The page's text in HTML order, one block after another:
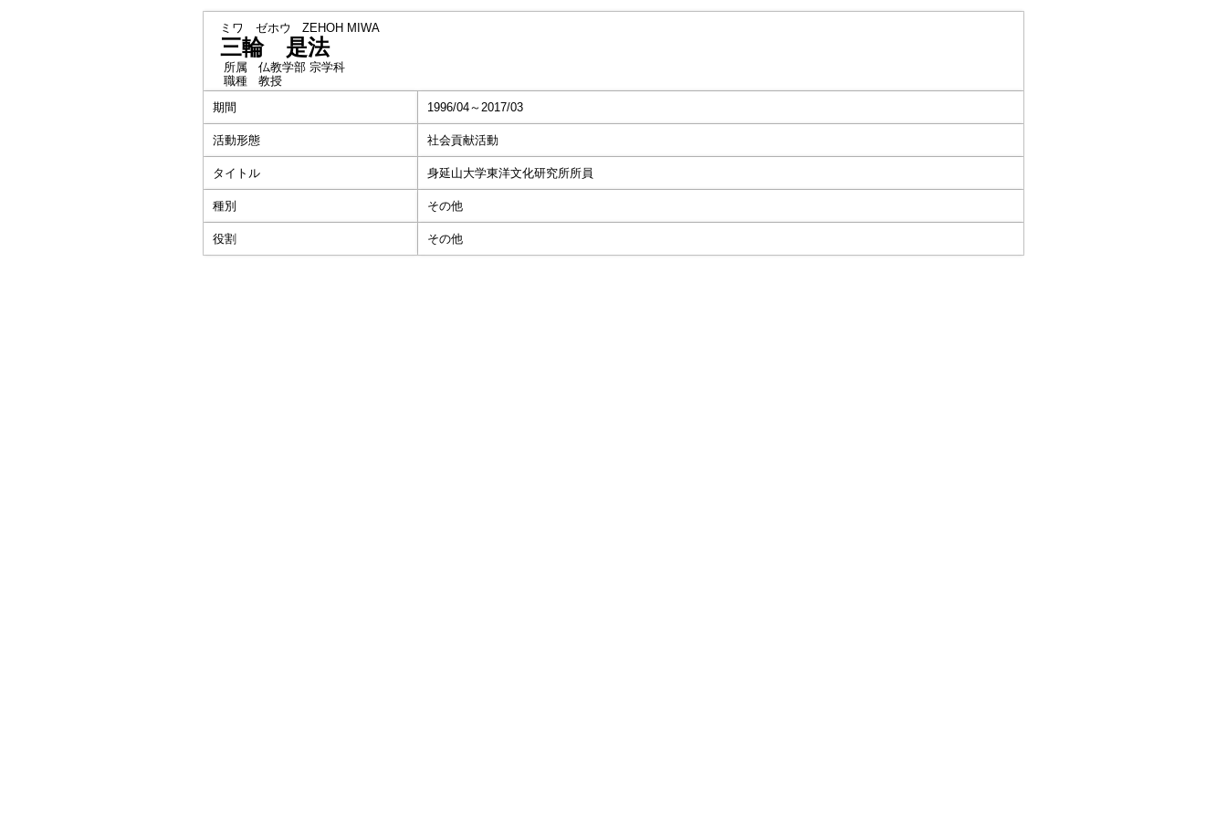
ミワ ゼホウ ZEHOH MIWA
三輪 是法
所属
仏教学部 宗学科
職種
教授
期間
1996/04～2017/03
活動形態 社会貢献活動
タイトル 身延山大学東洋文化研究所所員
種別 その他
役割 その他